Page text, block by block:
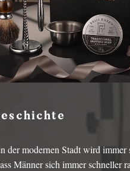
der modernen Stadt wird immer
Männer sich immer schneller